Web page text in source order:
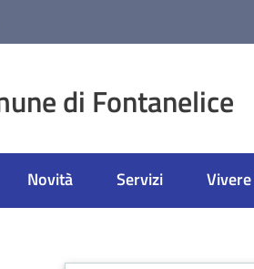
di Fontanelice
Novità Servizi